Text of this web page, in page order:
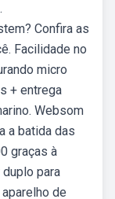
Confira as
Facilidade no
micro
+ entrega
Websom
a batida das
graças à
para
de